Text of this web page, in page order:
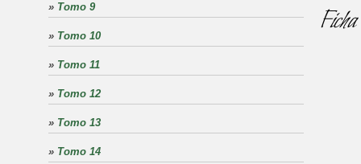
» Tomo 9
» Tomo 10
» Tomo 11
» Tomo 12
» Tomo 13
» Tomo 14